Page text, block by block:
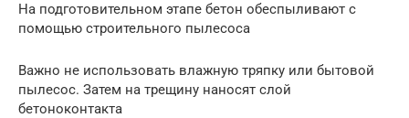
На подготовительном этапе бетон обеспыливают с
помощью строительного пылесоса
Важно не использовать влажную тряпку или бытовой
пылесос. Затем на трещину наносят слой
бетоноконтакта